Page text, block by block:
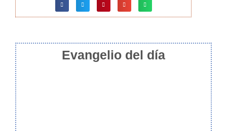
Evangelio del día